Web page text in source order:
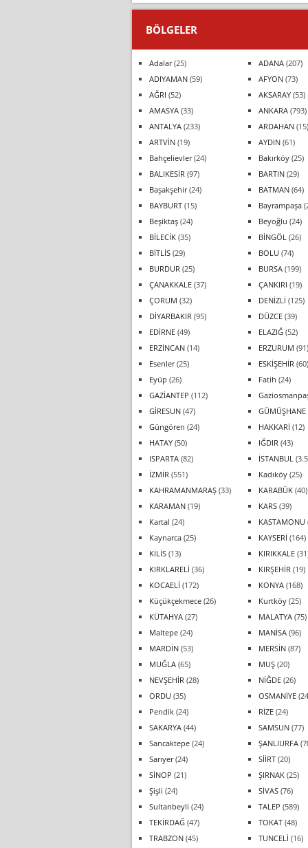
BÖLGELER
Adalar(25) ADANA (207)
ADIYAMAN (59) AFYON (73)
AĞRI (52) AKSARAY (53)
AMASYA (33) ANKARA (793)
ANTALYA (233) ARDAHAN (15)
ARTVİN (19) AYDIN (61)
Bahçelievler(24) Bakırköy (25)
BALIKESİR (97) BARTIN (29)
Başakşehir(24) BATMAN (64)
BAYBURT (15) Bayrampaşa
Beşiktaş (24) Beyoğlu (24)
BİLECİK (35) BİNGÖL (26)
BİTLİS (29) BOLU (74)
BURDUR (25) BURSA (199)
ÇANAKKALE (37) ÇANKIRI (19)
ÇORUM (32) DENİZLİ (125)
DİYARBAKIR (95) DÜZCE (39)
EDİRNE (49) ELAZIĞ (52)
ERZİNCAN (14) ERZURUM (91)
Esenler(25) ESKİŞEHİR (60)
Eyüp (26) Fatih (24)
GAZİANTEP (112)
GİRESUN (47) GÜMÜŞHANE
Güngören (24) HAKKARİ (12)
HATAY (50) IĞDIR (43)
ISPARTA (82) İSTANBUL
İZMİR (551) Kadıköy (25)
KAHRAMANMARAŞ (33) KARABÜK (40)
KARAMAN (19) KARS (39)
Kartal (24) KASTAMONU
Kaynarca (25) KAYSERİ (164)
KİLİS (13) KIRIKKALE
KIRKLARELİ (36) KIRŞEHİR (19)
KOCAELİ (172) KONYA (168)
Küçükçekmece (26) Kurtköy (25)
KÜTAHYA (27) MALATYA (75)
Maltepe (24) MANİSA (96)
MARDİN (53) MERSİN (87)
MUĞLA (65) MUŞ (20)
NEVŞEHİR (28) NİĞDE (26)
ORDU (35) OSMANİYE
Pendik (24) RİZE (24)
SAKARYA (44) SAMSUN (77)
Sancaktepe (24) ŞANLIURFA
Sarıyer(24) SİİRT (20)
SİNOP (21) ŞIRNAK (25)
Şişli (24) SİVAS (76)
Sultanbeyli (24) TALEP (589)
TEKİRDAĞ (47) TOKAT (48)
TRABZON (45) TUNCELİ (16)